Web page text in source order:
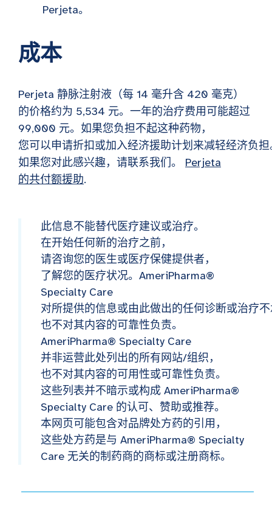
Perjeta。
成本
Perjeta 静脉注射液（每 14 毫升含 420 毫克）
的价格约为 5,534 元。一年的治疗费用可能超过
99,000 元。如果您负担不起这种药物，
您可以申请折扣或加入经济援助计划来减轻经济负担
如果您对此感兴趣，请联系我们。 Perjeta
的共付额援助.
此信息不能替代医疗建议或治疗。
在开始任何新的治疗之前，
请咨询您的医生或医疗保健提供者，
了解您的医疗状况。AmeriPharma®
Specialty Care
对所提供的信息或由此做出的任何诊断或治疗
也不对其内容的可靠性负责。
AmeriPharma® Specialty Care
并非运营此处列出的所有网站/组织，
也不对其内容的可用性或可靠性负责。
这些列表并不暗示或构成 AmeriPharma®
Specialty Care 的认可、赞助或推荐。
本网页可能包含对品牌处方药的引用，
这些处方药是与 AmeriPharma® Specialty
Care 无关的制药商的商标或注册商标。